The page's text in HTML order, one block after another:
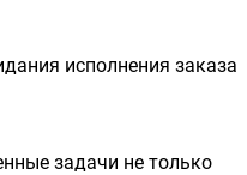
исполнения заказа
задачи не только